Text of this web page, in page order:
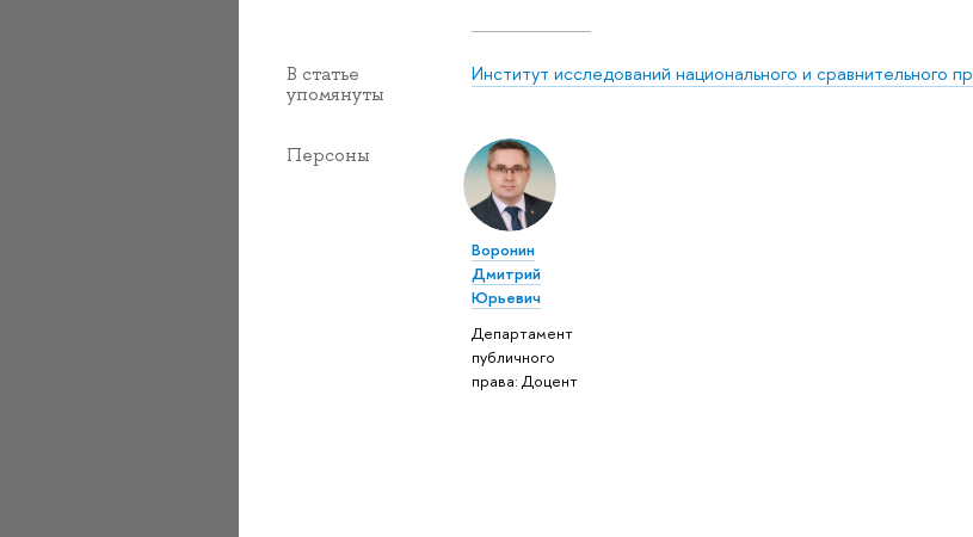
В статье
упомянуты
Институт исследований национального и сравнительного
Персоны
Воронин
Дмитрий
Юрьевич
Департамент
публичного
права: Доцент